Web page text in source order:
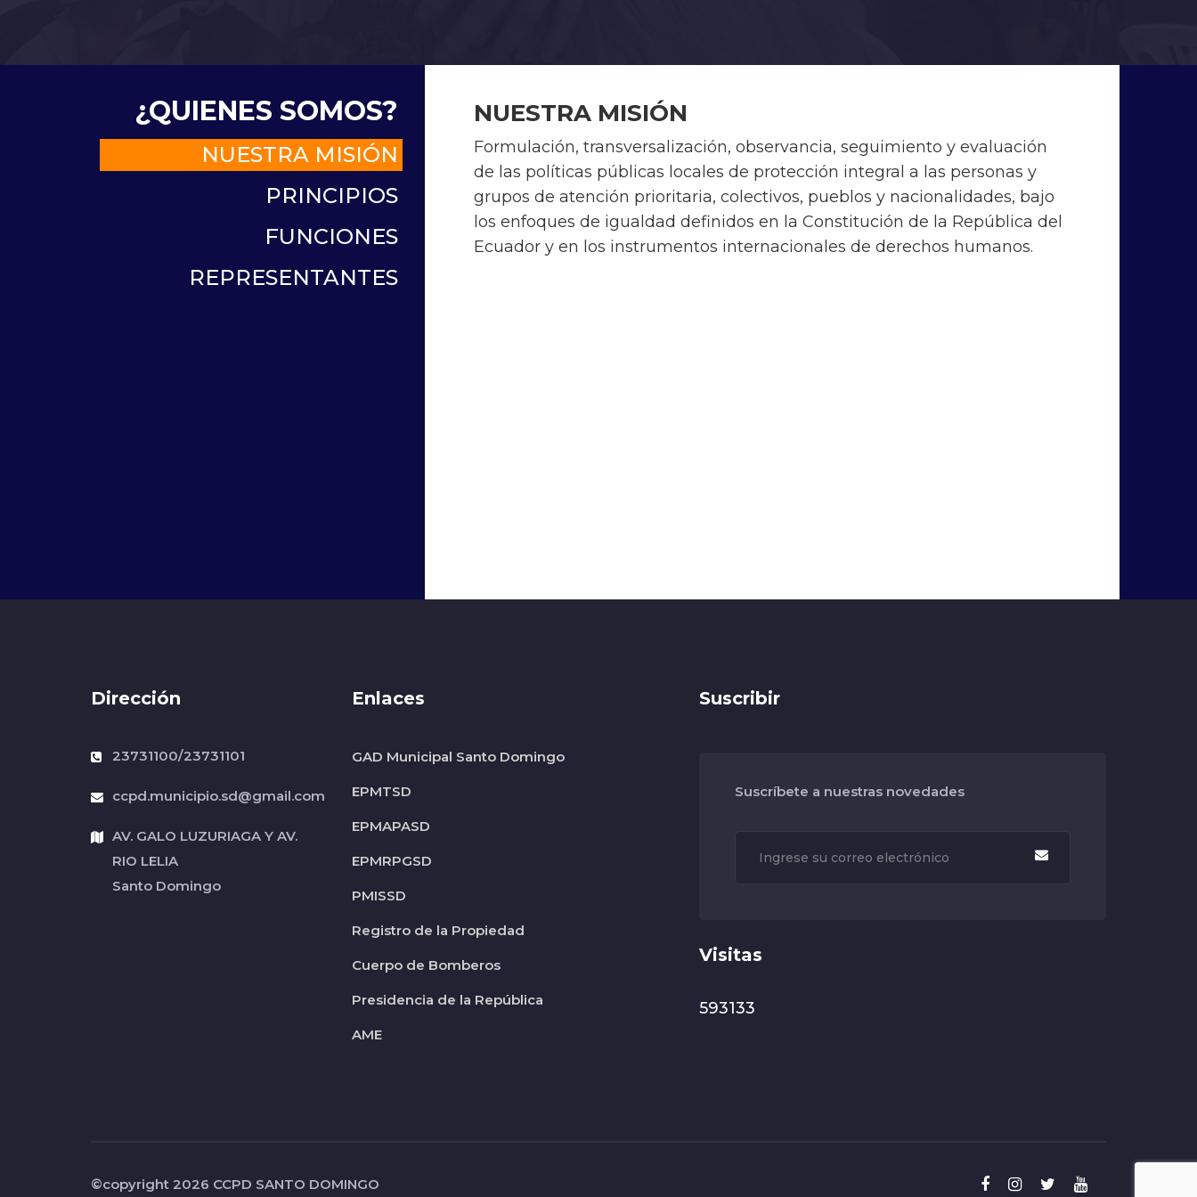
¿QUIENES SOMOS?
NUESTRA MISIÓN
PRINCIPIOS
FUNCIONES
REPRESENTANTES
NUESTRA MISIÓN
Formulación, transversalización, observancia, seguimiento y evaluación
de las políticas públicas locales de protección integral a las personas y
grupos de atención prioritaria, colectivos, pueblos y nacionalidades, bajo
los enfoques de igualdad definidos en la Constitución de la República del
Ecuador y en los instrumentos internacionales de derechos humanos.
Dirección
23731100/23731101
ccpd.municipio.sd@gmail.com
AV. GALO LUZURIAGA Y AV.
RIO LELIA
Santo Domingo
Enlaces
GAD Municipal Santo Domingo
EPMTSD
EPMAPASD
EPMRPGSD
PMISSD
Registro de la Propiedad
Cuerpo de Bomberos
Presidencia de la República
AME
Suscribir
Suscríbete a nuestras novedades
Visitas
593133
©copyright 2026 CCPD SANTO DOMINGO